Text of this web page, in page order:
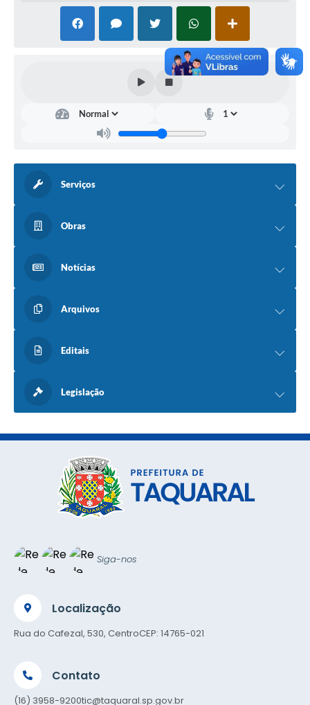
Serviços
Obras
Notícias
Arquivos
Editais
Legislação
Siga-nos
Localização
Rua do Cafezal, 530, CentroCEP: 14765-021
Contato
(16) 3958-9200tic@taquaral.sp.gov.br